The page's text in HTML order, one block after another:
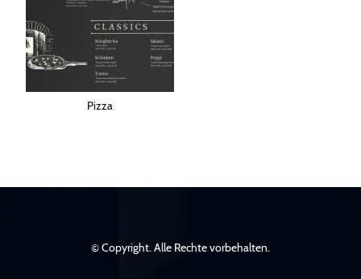
Pizza
© Copyright. Alle Rechte vorbehalten.